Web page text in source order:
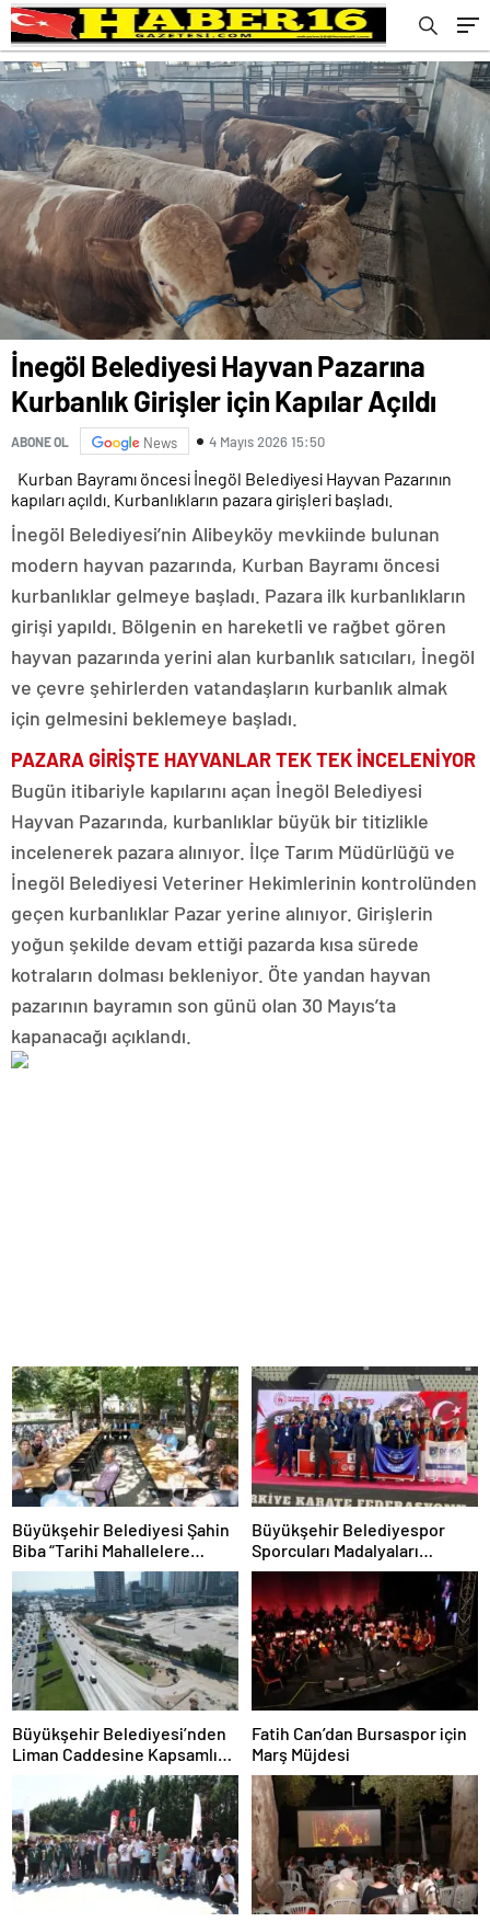
İnegöl Belediyesi Hayvan Pazarına
Kurbanlık Girişler için Kapılar Açıldı
ABONE OL News 4 Mayıs 2026 15:50
Kurban Bayramı öncesi İnegöl Belediyesi Hayvan Pazarının
kapıları açıldı. Kurbanlıkların pazara girişleri başladı.
İnegöl Belediyesi’nin Alibeyköy mevkiinde bulunan
modern hayvan pazarında, Kurban Bayramı öncesi
kurbanlıklar gelmeye başladı. Pazara ilk kurbanlıkların
girişi yapıldı. Bölgenin en hareketli ve rağbet gören
hayvan pazarında yerini alan kurbanlık satıcıları, İnegöl
ve çevre şehirlerden vatandaşların kurbanlık almak
için gelmesini beklemeye başladı.
PAZARA GİRİŞTE HAYVANLAR TEK TEK İNCELENİYOR
Bugün itibariyle kapılarını açan İnegöl Belediyesi
Hayvan Pazarında, kurbanlıklar büyük bir titizlikle
incelenerek pazara alınıyor. İlçe Tarım Müdürlüğü ve
İnegöl Belediyesi Veteriner Hekimlerinin kontrolünden
geçen kurbanlıklar Pazar yerine alınıyor. Girişlerin
yoğun şekilde devam ettiği pazarda kısa sürede
kotraların dolması bekleniyor. Öte yandan hayvan
pazarının bayramın son günü olan 30 Mayıs’ta
kapanacağı açıklandı.
Büyükşehir Belediyesi Şahin
Biba “Tarihi Mahallelere
Nefes Aldıracağız”
Büyükşehir Belediyespor
Sporcuları Madalyaları
Topluyor
Büyükşehir Belediyesi’nden
Liman Caddesine Kapsamlı
Fatih Can’dan Bursaspor için
Marş Müjdesi